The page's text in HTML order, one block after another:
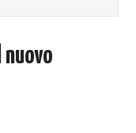
nuovo